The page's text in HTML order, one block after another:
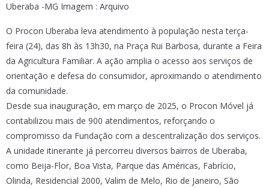
Uberaba -MG Imagem : Arquivo
O Procon Uberaba leva atendimento à população nesta terça-
feira (24), das 8h às 13h30, na Praça Rui Barbosa, durante a Feira
da Agricultura Familiar. A ação amplia o acesso aos serviços de
orientação e defesa do consumidor, aproximando o atendimento
da comunidade.
Desde sua inauguração, em março de 2025, o Procon Móvel já
contabilizou mais de 900 atendimentos, reforçando o
compromisso da Fundação com a descentralização dos serviços.
A unidade itinerante já percorreu diversos bairros de Uberaba,
como Beija-Flor, Boa Vista, Parque das Américas, Fabrício,
Olinda, Residencial 2000, Valim de Melo, Rio de Janeiro, São